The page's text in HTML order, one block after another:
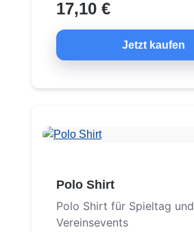
17,10 €
Jetzt kaufen
Polo Shirt
Polo Shirt für Spieltag und
Vereinsevents